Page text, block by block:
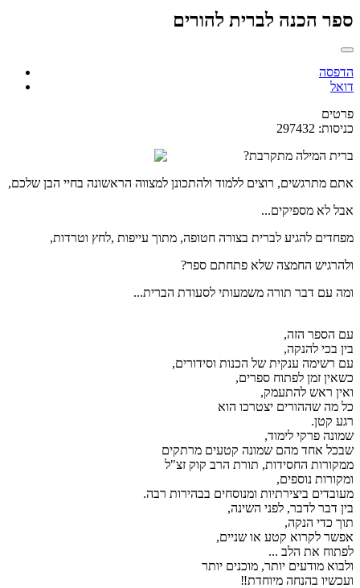
ספר הכנה לברית להורים
הדפסה
דואל
פרטים
כניסות: 297432
ברית המילה מתקרבת?
אתם מתרגשים, רוצים ללמוד ולהתכונן למצווה הראשונה בחיי הבן שלכם,
אבל לא מספיקים...
מפחדים להגיע לברית בצורה חטופה, מתוך עייפות ,לחץ וטרדות,
ולהרגיש החמצה שלא פתחתם ספר?
ומה עם דבר תורה משמעותי לסעודת הברית...
עם הספר הזה,
בין בכי להנקה,
עם רשימה ענקית של הכנות וסידורים,
כשאין זמן לפתוח ספרים,
ואין ראש להתעמק,
כל מה שההורים יצטרכו הוא
רגע קטן.
שמונה פרקי לימוד,
שבכל אחד מהם שמונה קטעים מרתקים
ממקורות החסידות, תורת הרב קוק זצ"ל
ומקורות נוספים,
מעובדים ביצירתיות ומנוסחים בבהירות רבה.
בין דבר לדבר, לפני השינה,
תוך כדי הנקה,
אפשר לקרוא קטע או שניים,
לפתוח את הלב ...
ולבוא מודעים יותר, מוכנים יותר
ועכשיו בהנחה מיוחדת‼️